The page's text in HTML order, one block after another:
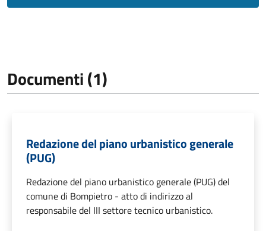
Documenti (1)
Redazione del piano urbanistico generale
(PUG)
Redazione del piano urbanistico generale (PUG) del
comune di Bompietro - atto di indirizzo al
responsabile del III settore tecnico urbanistico.